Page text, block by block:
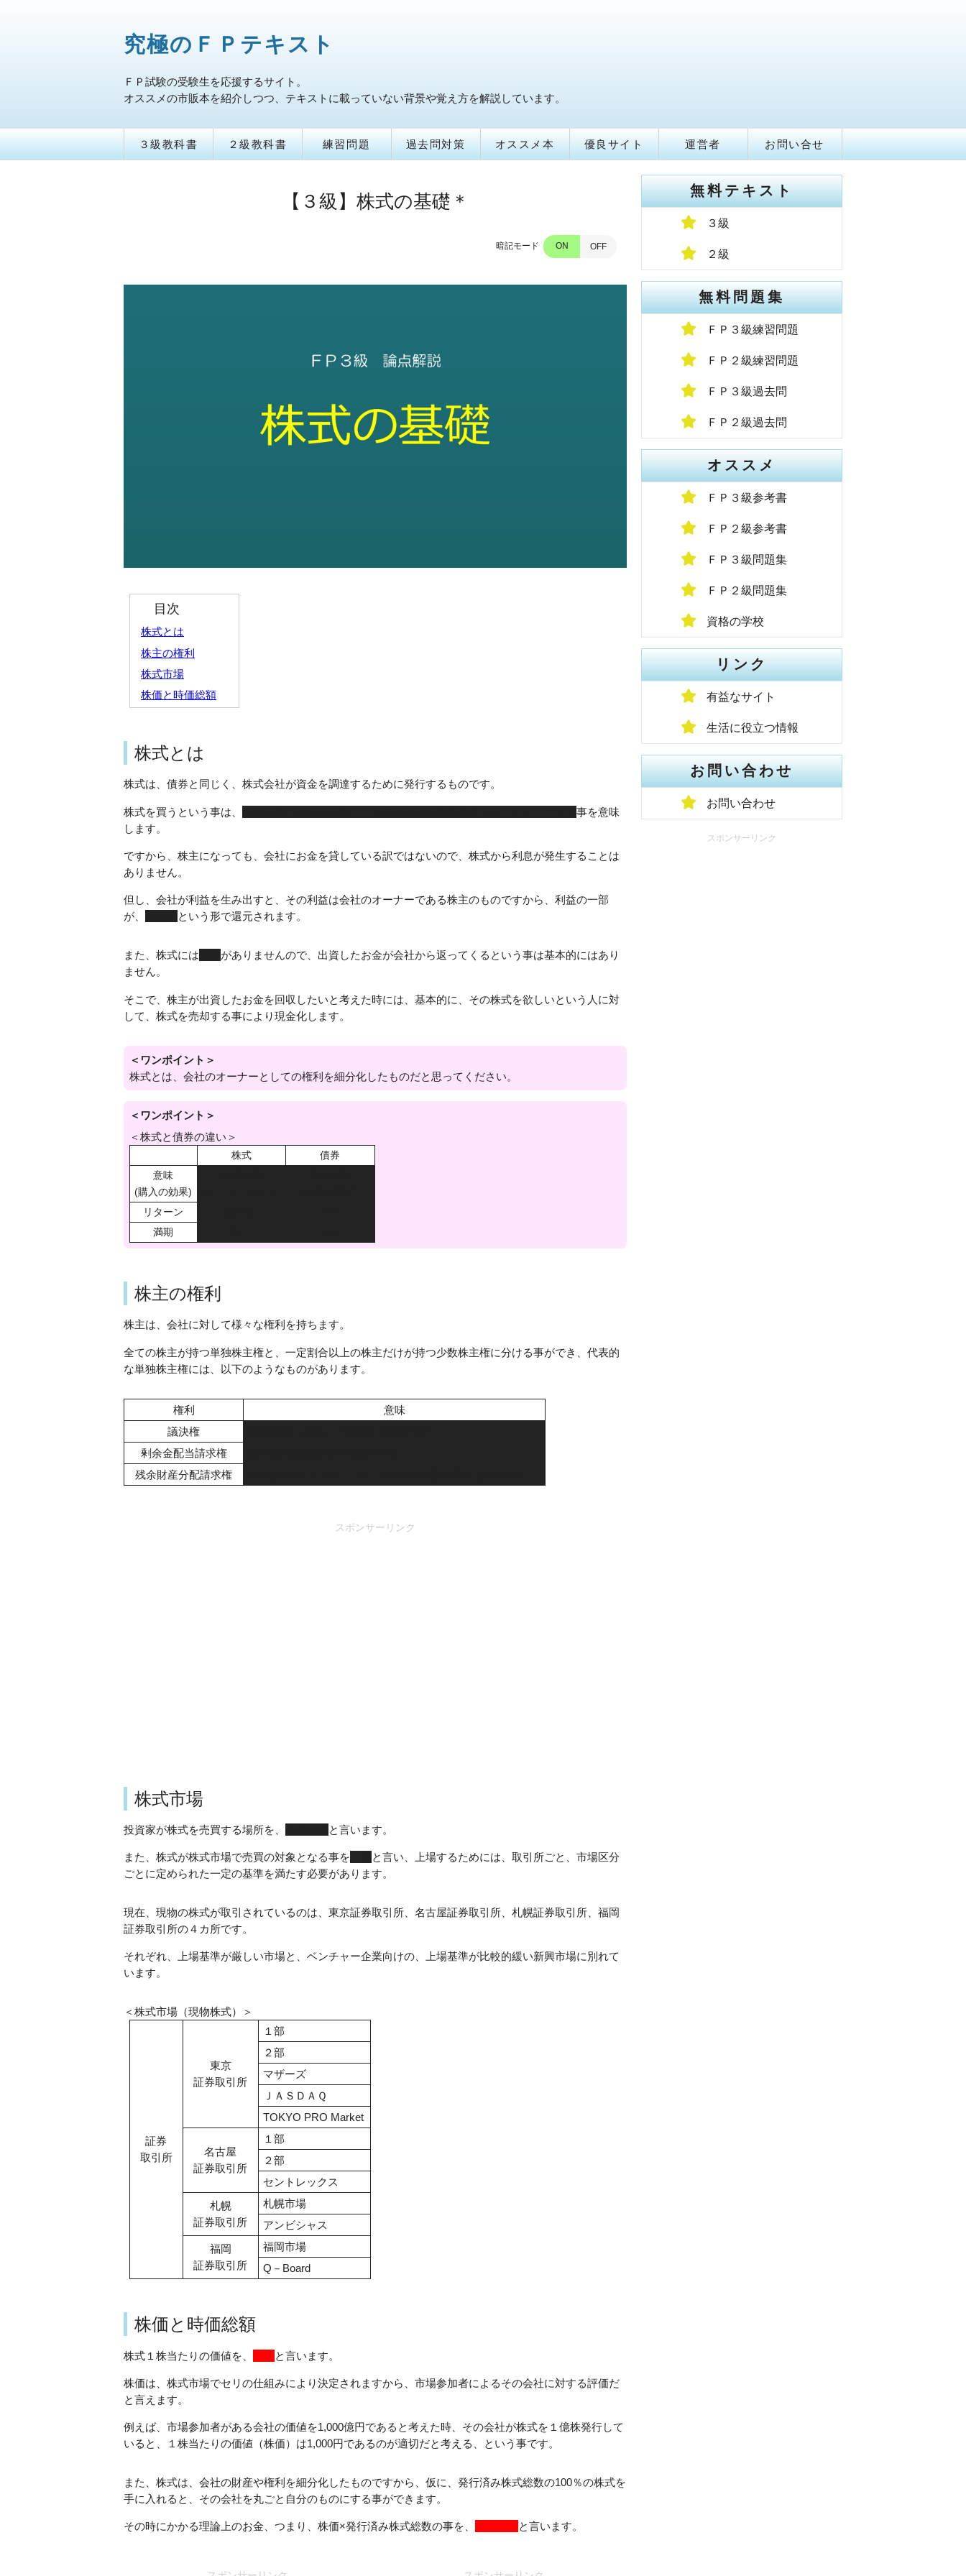
究極のＦＰテキスト
ＦＰ試験の受験生を応援するサイト。
オススメの市販本を紹介しつつ、テキストに載っていない背景や覚え方を解説しています。
３級教科書 ２級教科書 練習問題 過去問対策 オススメ本 優良サイト 運営者 お問い合せ
【３級】株式の基礎＊
暗記モード ON OFF
目次
株式とは
株主の権利
株式市場
株価と時価総額
株式とは
株式は、債券と同じく、株式会社が資金を調達するために発行するものです。
株式を買うという事は、
事を意味
します。
ですから、株主になっても、会社にお金を貸している訳ではないので、株式から利息が発生することは
ありません。
但し、会社が利益を生み出すと、その利益は会社のオーナーである株主のものですから、利益の一部
が、
という形で還元されます。
また、株式には
がありませんので、出資したお金が会社から返ってくるという事は基本的にはあり
ません。
そこで、株主が出資したお金を回収したいと考えた時には、基本的に、その株式を欲しいという人に対
して、株式を売却する事により現金化します。
＜ワンポイント＞
株式とは、会社のオーナーとしての権利を細分化したものだと思ってください。
＜ワンポイント＞
＜株式と債券の違い＞
株式
債券
意味
(購入の効果)
リターン
満期
株主の権利
株主は、会社に対して様々な権利を持ちます。
全ての株主が持つ単独株主権と、一定割合以上の株主だけが持つ少数株主権に分ける事ができ、代表的
な単独株主権には、以下のようなものがあります。
権利
意味
議決権
剰余金配当請求権
残余財産分配請求権
スポンサーリンク
株式市場
投資家が株式を売買する場所を、 と言います。
また、株式が株式市場で売買の対象となる事を
と言い、上場するためには、取引所ごと、市場区分
ごとに定められた一定の基準を満たす必要があります。
現在、現物の株式が取引されているのは、東京証券取引所、名古屋証券取引所、札幌証券取引所、福岡
証券取引所の４カ所です。
それぞれ、上場基準が厳しい市場と、ベンチャー企業向けの、上場基準が比較的緩い新興市場に別れて
います。
＜株式市場（現物株式）＞
証券
取引所
東京
証券取引所
１部
２部
マザーズ
ＪＡＳＤＡＱ
TOKYO PRO Market
名古屋
証券取引所
１部
２部
セントレックス
札幌
証券取引所
札幌市場
アンビシャス
福岡
証券取引所
福岡市場
Q－Board
株価と時価総額
株式１株当たりの価値を、 と言います。
株価は、株式市場でセリの仕組みにより決定されますから、市場参加者によるその会社に対する評価だ
と言えます。
例えば、市場参加者がある会社の価値を1,000億円であると考えた時、その会社が株式を１億株発行して
いると、１株当たりの価値（株価）は1,000円であるのが適切だと考える、という事です。
また、株式は、会社の財産や権利を細分化したものですから、仮に、発行済み株式総数の100％の株式を
手に入れると、その会社を丸ごと自分のものにする事ができます。
その時にかかる理論上のお金、つまり、株価×発行済み株式総数の事を、 と言います。
無料テキスト
３級
２級
無料問題集
ＦＰ３級練習問題
ＦＰ２級練習問題
ＦＰ３級過去問
ＦＰ２級過去問
オススメ
ＦＰ３級参考書
ＦＰ２級参考書
ＦＰ３級問題集
ＦＰ２級問題集
資格の学校
リンク
有益なサイト
生活に役立つ情報
お問い合わせ
お問い合わせ
スポンサーリンク